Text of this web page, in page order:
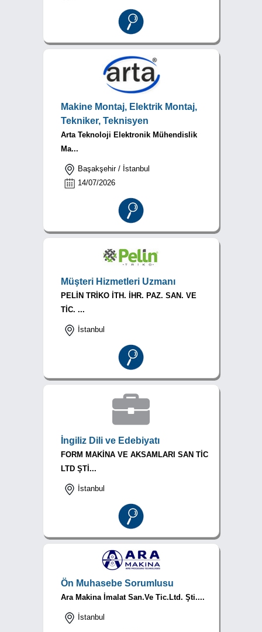
Makine Montaj, Elektrik Montaj,
Tekniker, Teknisyen
Arta Teknoloji Elektronik Mühendislik
Ma...
Başakşehir / İstanbul
14/07/2026
Müşteri Hizmetleri Uzmanı
PELİN TRİKO İTH. İHR. PAZ. SAN. VE
TİC. ...
İstanbul
İngiliz Dili ve Edebiyatı
FORM MAKİNA VE AKSAMLARI SAN TİC
LTD ŞTİ...
İstanbul
Ön Muhasebe Sorumlusu
Ara Makina İmalat San.Ve Tic.Ltd. Şti....
İstanbul